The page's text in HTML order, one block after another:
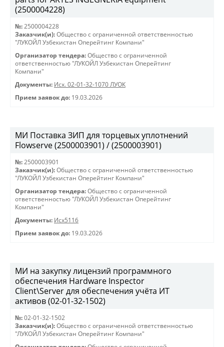
(2500004228)
№: 2500004228
Заказчик(и): Общество с ограниченной ответственностью
"ЛУКОЙЛ Узбекистан Оперейтинг Компани"
Организатор тендера: Общество с ограниченной
ответственностью "ЛУКОЙЛ Узбекистан Оперейтинг
Компани"
Документы: Исх. 02-01-32-1070 ЛУОК
Прием заявок до: 19.03.2026
МИ Поставка ЗИП для торцевых уплотнений
Flowserve (2500003901) / (2500003901)
№: 2500003901
Заказчик(и): Общество с ограниченной ответственностью
"ЛУКОЙЛ Узбекистан Оперейтинг Компани"
Организатор тендера: Общество с ограниченной
ответственностью "ЛУКОЙЛ Узбекистан Оперейтинг
Компани"
Документы: Исх5116
Прием заявок до: 19.03.2026
МИ на закупку лицензий программного
обеспечения Hardware Inspector
Client\Server для обеспечения учёта ИТ
активов (02-01-32-1502)
№: 02-01-32-1502
Заказчик(и): Общество с ограниченной ответственностью
"ЛУКОЙЛ Узбекистан Оперейтинг Компани"